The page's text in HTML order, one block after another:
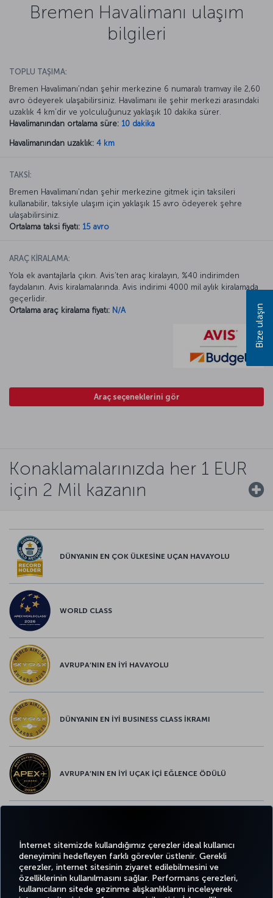
İnternet sitemizde kullandığımız çerezler ideal kullanıcı
deneyimini hedefleyen farklı görevler üstlenir. Gerekli
çerezler, internet sitesinin ziyaret edilebilmesini ve
özelliklerinin kullanılmasını sağlar. Performans çerezleri,
kullanıcıların sitede gezinme alışkanlıklarını inceleyerek
Bremen Havalimanı ulaşım
bilgileri
TOPLU TAŞIMA:
Bremen Havalimanı’ndan şehir merkezine 6 numaralı tramvay ile 2,60
avro ödeyerek ulaşabilirsiniz. Havalimanı ile şehir merkezi arasındaki
uzaklık 4 km’dir ve yolculuğunuz yaklaşık 10 dakika sürer.
Havalimanından ortalama süre: 10 dakika
Havalimanından uzaklık: 4 km
TAKSİ:
Bremen Havalimanı’ndan şehir merkezine gitmek için taksileri
kullanabilir, taksiyle ulaşım için yaklaşık 15 avro ödeyerek şehre
ulaşabilirsiniz.
Ortalama taksi fiyatı: 15 avro
ARAÇ KİRALAMA:
Yola ek avantajlarla çıkın. Avis’ten araç kiralayın, %40 indirimden
faydalanın. Avis kiralamalarında. Avis indirimi 4000 mil aylık kiralamada
geçerlidir.
Ortalama araç kiralama fiyatı: N/A
Araç seçeneklerini gör
Konaklamalarınızda her 1 EUR
için 2 Mil kazanın
DÜNYANIN EN ÇOK ÜLKESİNE UÇAN HAVAYOLU
WORLD CLASS
AVRUPA’NIN EN İYİ HAVAYOLU
DÜNYANIN EN İYİ BUSINESS CLASS İKRAMI
AVRUPA’NIN EN İYİ UÇAK İÇİ EĞLENCE ÖDÜLÜ
TwitterFacebook
Instagram
YoutubeLinkedIn
TiktokBlogPinterest
Bize ulaşın